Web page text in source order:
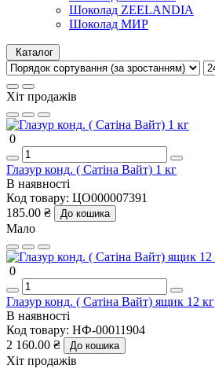
Шоколад ZEELANDIA
Шоколад МИР
Каталог
Хіт продажів
0
Глазур конд. ( Сатіна Вайт) 1 кг
В наявності
Код товару: ЦО000007391
185.00 ₴
До кошика
Мало
0
Глазур конд. ( Сатіна Вайт) ящик 12 кг
В наявності
Код товару: НФ-00011904
2 160.00 ₴
До кошика
Хіт продажів